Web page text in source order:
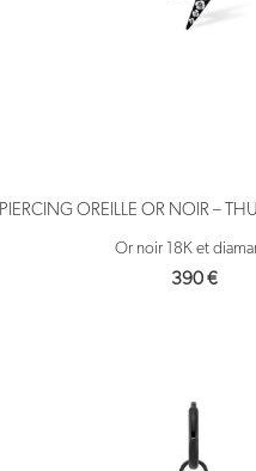
PIERCING OREILLE OR NOIR –
Or noir 18K et
390€